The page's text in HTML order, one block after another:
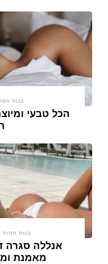
בנות
הכל טבעי
בנות חמות
אנללה סגרה
מאמנת